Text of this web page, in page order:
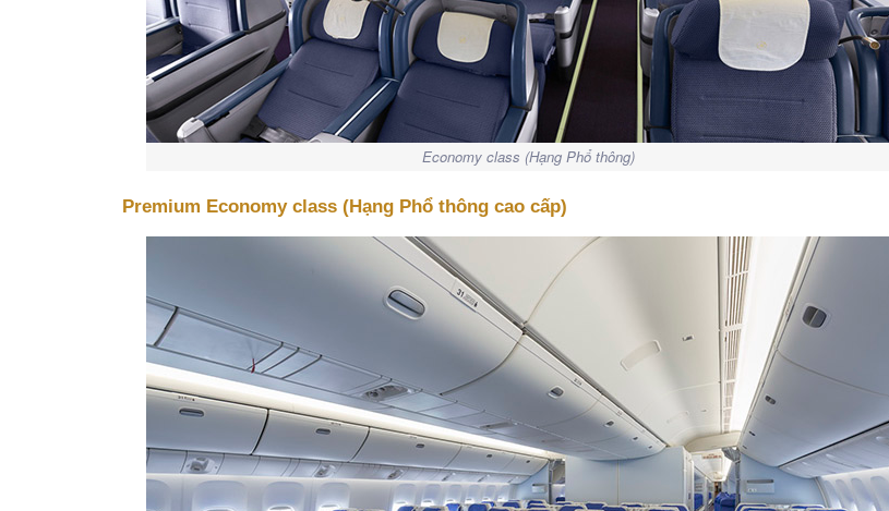
Economy class (Hạng Phổ thông)
Premium Economy class (Hạng Phổ thông cao cấp)